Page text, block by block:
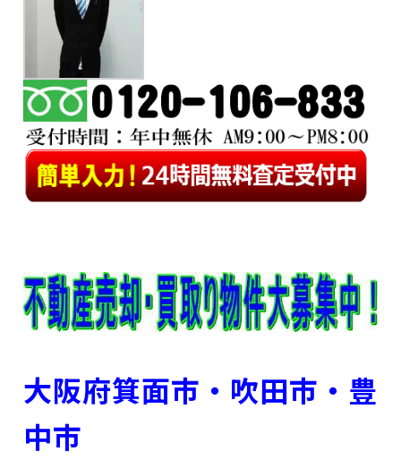
大阪府箕面市・吹田市 ・豊
中市